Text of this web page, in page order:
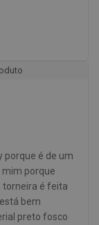
porque é de um
porque
torneira é feita
bem
preto fosco